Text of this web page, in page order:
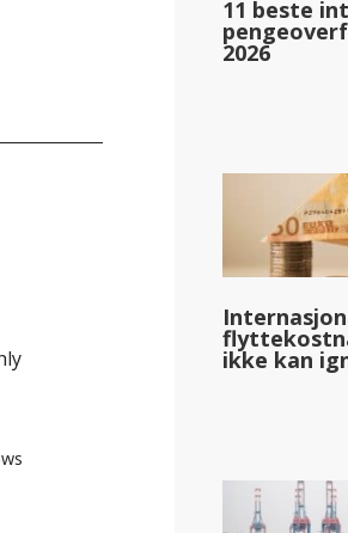
&dollar;58 229
11 beste
2026
ikke kan